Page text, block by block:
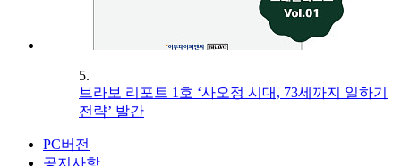
5.
브라보 리포트 1호 ‘사오정 시대, 73세까지 일하기
전략’ 발간
PC버전